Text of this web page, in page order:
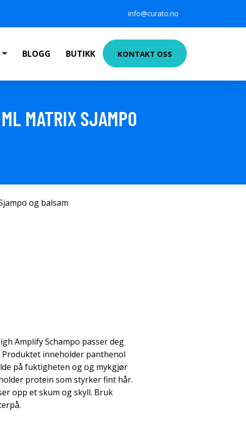
info@curato.no
BLOGG BUTIKK KONTAKT OSS
MATRIX SJAMPO
og balsam
Amplify Schampo passer deg
inneholder panthenol
på fuktigheten og og mykgjør
protein som styrker fint hår.
opp et skum og skyll. Bruk